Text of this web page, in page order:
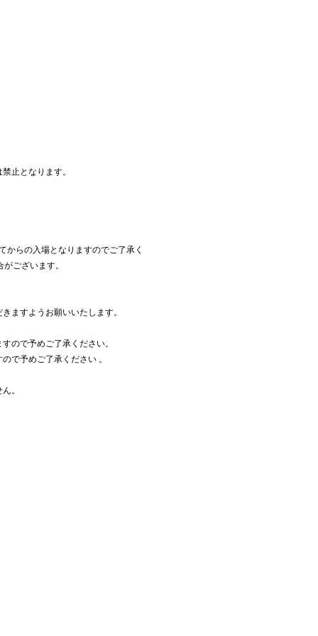
止となります。
からの入場となりますのでご了承く
ございます。
ますようお願いいたします。
ので予めご了承ください。
で予めご了承ください 。
。